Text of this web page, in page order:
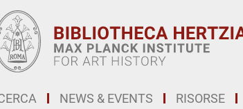
NEWS & EVENTS RISORSE